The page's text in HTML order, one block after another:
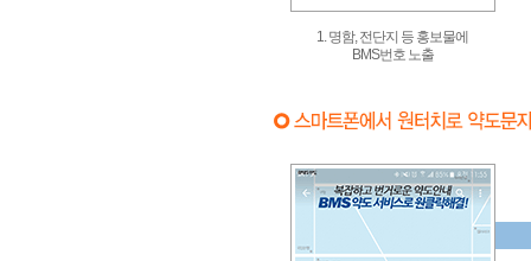
1. 명함, 전단지 등 홍보물에
BMS번호 노출